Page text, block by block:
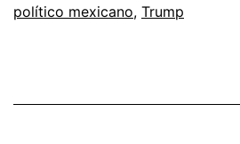
político mexicano, Trump